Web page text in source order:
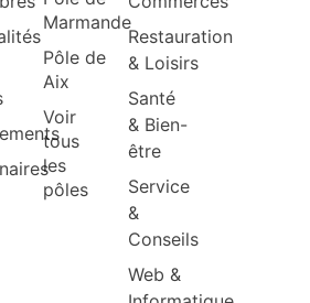
Marmande
Pôle de
Aix
Voir
tous
les
pôles
Restauration
& Loisirs
Santé
& Bien-
être
Service
&
Conseils
Web &